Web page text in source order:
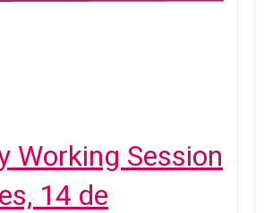
Working Session
14 de